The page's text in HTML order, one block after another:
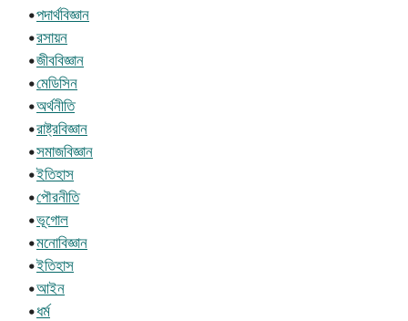
•পদার্থবিজ্ঞান
•রসায়ন
•জীববিজ্ঞান
•মেডিসিন
•অর্থনীতি
•রাষ্ট্রবিজ্ঞান
•সমাজবিজ্ঞান
•ইতিহাস
•পৌরনীতি
•ভূগোল
•মনোবিজ্ঞান
•ইতিহাস
•আইন
•ধর্ম